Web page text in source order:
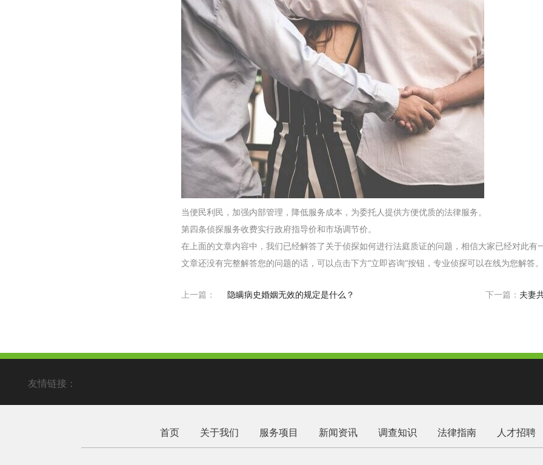
当便民利民，加强内部管理，降低服务成本，为委托人提供方便优质的法律服务。
第四条侦探服务收费实行政府指导价和市场调节价。
在上面的文章内容中，我们已经解答了关于侦探如何进行法庭质证的问题，相信大家已经对此有
文章还没有完整解答您的问题的话，可以点击下方“立即咨询”按钮，专业侦探可以在线为您解答。
上一篇： 隐瞒病史婚姻无效的规定是什么？ 下一篇： 夫妻
友情链接：
首页 关于我们 服务项目 新闻资讯 调查知识 法律指南 人才招聘